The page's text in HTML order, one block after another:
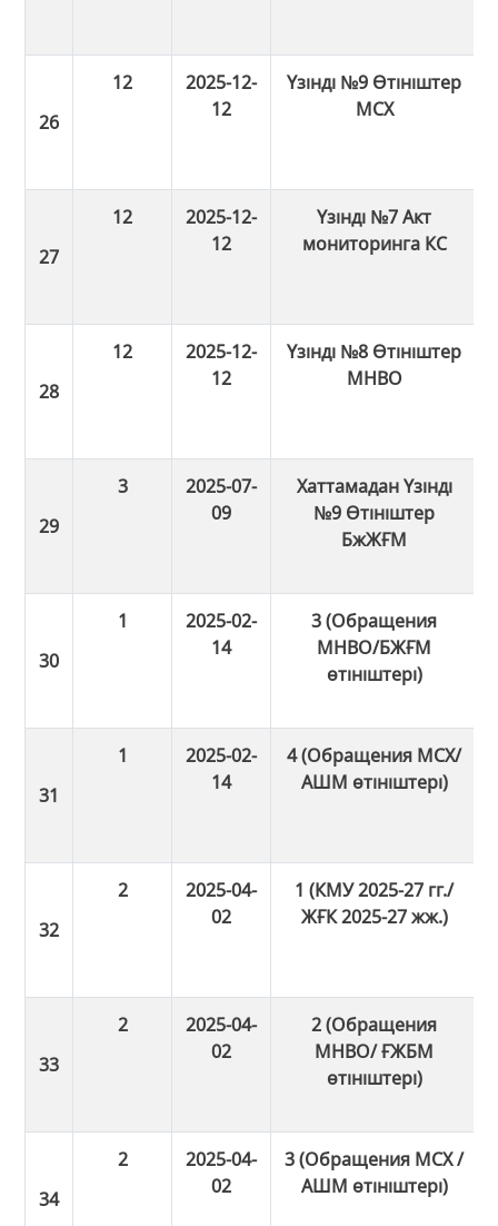
12
2025-12-
12
Үзінді №9 Өтініштер
МСХ
12
2025-12-
12
Үзінді №7 Акт
мониторинга КС
12
2025-12-
12
Үзінді №8 Өтініштер
МНВО
3
2025-07-
09
Хаттамадан Үзінді
№9 Өтініштер
БжЖҒМ
1
2025-02-
14
3 (Обращения
МНВО/БЖҒМ
өтініштері)
1
2025-02-
14
4 (Обращения МСХ/
АШМ өтініштері)
2
2025-04-
02
1 (КМУ 2025-27 гг./
ЖҒК 2025-27 жж.)
2
2025-04-
02
2 (Обращения
МНВО/ ҒЖБМ
өтініштері)
2
2025-04-
02
3 (Обращения МСХ /
АШМ өтініштері)